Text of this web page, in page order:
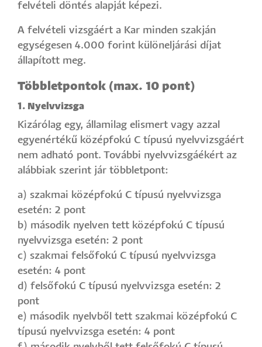
felvételi döntés alapját képezi.
A felvételi vizsgáért a Kar minden szakján
egységesen 4.000 forint különeljárási díjat
állapított meg.
Többletpontok (max. 10 pont)
1. Nyelvvizsga
Kizárólag egy, államilag elismert vagy azzal
egyenértékű középfokú C típusú nyelvvizsgáért
nem adható pont. További nyelvvizsgáékért az
alábbiak szerint jár többletpont:
a) szakmai középfokú C típusú nyelvvizsga
esetén: 2 pont
b) második nyelven tett középfokú C típusú
nyelvvizsga esetén: 2 pont
c) szakmai felsőfokú C típusú nyelvvizsga
esetén: 4 pont
d) felsőfokú C típusú nyelvvizsga esetén: 2
pont
e) második nyelvből tett szakmai középfokú C
típusú nyelvvizsga esetén: 4 pont